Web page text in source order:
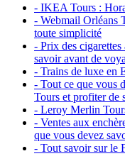
- IKEA Tours :
- Webmail Orléans
toute simplicité
- Prix des
savoir avant de
- Trains de luxe en
- Tout ce que vous
Tours et profiter de
- Leroy Merlin
- Ventes aux
que vous devez
- Tout savoir sur le